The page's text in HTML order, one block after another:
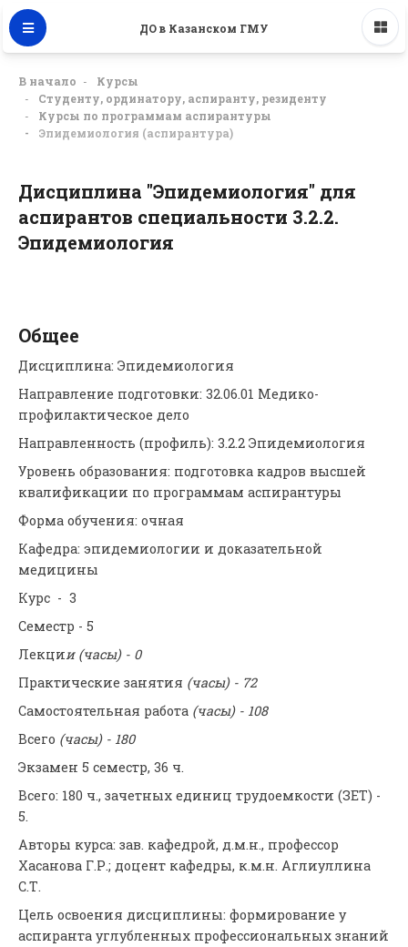
ДО в Казанском ГМУ
В начало
Курсы
Студенту, ординатору, аспиранту, резиденту
Курсы по программам аспирантуры
Эпидемиология (аспирантура)
Дисциплина "Эпидемиология" для
аспирантов специальности 3.2.2.
Эпидемиология
Тематический план
Общее
Дисциплина: Эпидемиология
Направление подготовки: 32.06.01 Медико-
профилактическое дело
Направленность (профиль): 3.2.2 Эпидемиология
Уровень образования: подготовка кадров высшей
квалификации по программам аспирантуры
Форма обучения: очная
Кафедра: эпидемиологии и доказательной
медицины
Курс - 3
Семестр - 5
Лекции (часы) - 0
Практические занятия (часы) - 72
Самостоятельная работа (часы) - 108
Всего (часы) - 180
Экзамен 5 семестр, 36 ч.
Всего: 180 ч., зачетных единиц трудоемкости (ЗЕТ) -
5.
Авторы курса: зав. кафедрой, д.м.н., профессор
Хасанова Г.Р.; доцент кафедры, к.м.н. Аглиуллина
С.Т.
Цель освоения дисциплины: формирование у
аспиранта углубленных профессиональных знаний